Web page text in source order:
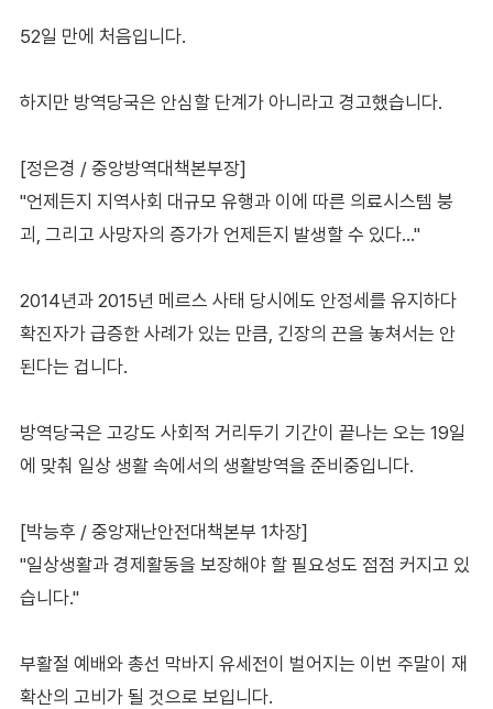
52일 만에 처음입니다.
하지만 방역당국은 안심할 단계가 아니라고 경고했습니다.
[정은경 / 중앙방역대책본부장]
"언제든지 지역사회 대규모 유행과 이에 따른 의료시스템 붕
괴, 그리고 사망자의 증가가 언제든지 발생할 수 있다…"
2014년과 2015년 메르스 사태 당시에도 안정세를 유지하다
확진자가 급증한 사례가 있는 만큼, 긴장의 끈을 놓쳐서는 안
된다는 겁니다.
방역당국은 고강도 사회적 거리두기 기간이 끝나는 오는 19일
에 맞춰 일상 생활 속에서의 생활방역을 준비중입니다.
[박능후 / 중앙재난안전대책본부 1차장]
"일상생활과 경제활동을 보장해야 할 필요성도 점점 커지고 있
습니다."
부활절 예배와 총선 막바지 유세전이 벌어지는 이번 주말이 재
확산의 고비가 될 것으로 보입니다.